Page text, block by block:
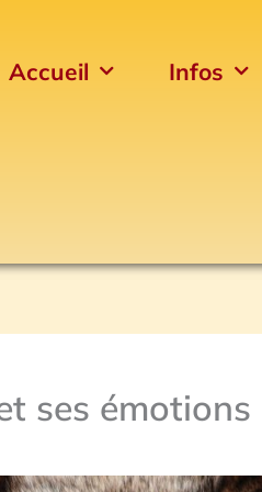
Accueil Infos
ses émotions